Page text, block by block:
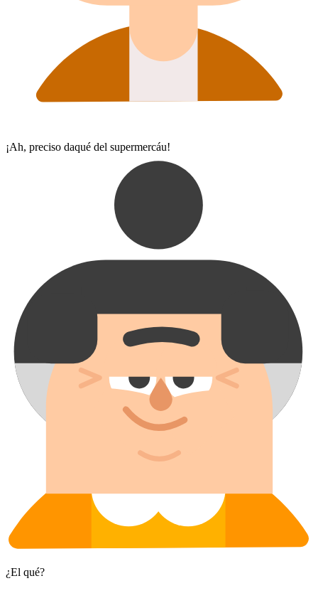
¡Ah, preciso daqué del supermercáu!
¿El qué?